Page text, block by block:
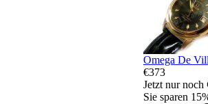
Omega De
€373
Jetzt nur noch
Sie sparen